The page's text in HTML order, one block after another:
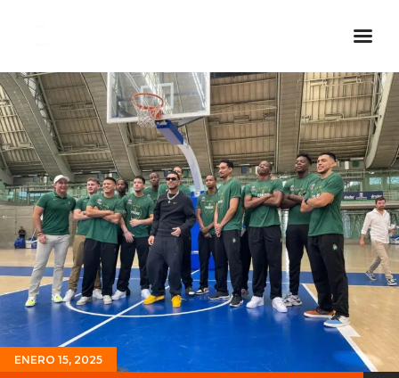
Inicio Real FM
Streaming
En Vivo
Descarga La APP
Programas
Noticias
Equipo
Sobre Nosotros
Contactos
ENERO 15, 2025